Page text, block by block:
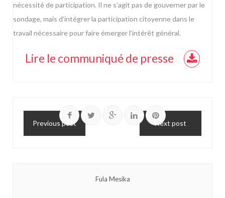
nécessité de participation. Il ne s’agit pas de gouverner par le
sondage, mais d’intégrer la participation citoyenne dans le
travail nécessaire pour faire émerger l’intérêt général.
Lire le communiqué de presse
Previous post Next post
Fula Mesika